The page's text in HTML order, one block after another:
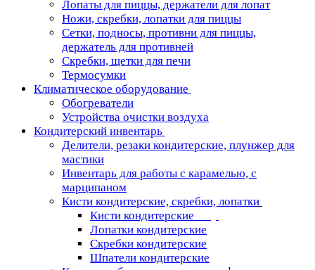
Лопаты для пиццы, держатели для лопат
Ножи, скребки, лопатки для пиццы
Сетки, подносы, противни для пиццы,
держатель для противней
Скребки, щетки для печи
Термосумки
Климатическое оборудование
Обогреватели
Устройства очистки воздуха
Кондитерский инвентарь
Делители, резаки кондитерские, плунжер для
мастики
Инвентарь для работы с карамелью, с
марципаном
Кисти кондитерские, скребки, лопатки
Кисти кондитерские
Лопатки кондитерские
Скребки кондитерские
Шпатели кондитерские